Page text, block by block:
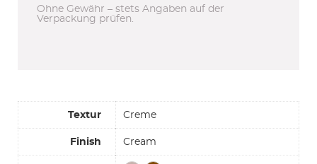
Ohne Gewähr – stets Angaben auf der
Verpackung prüfen.
Textur Creme
Finish Cream